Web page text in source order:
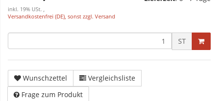
inkl. 19% USt. ,
Versandkostenfrei (DE), sonst zzgl. Versand
ST
Wunschzettel
Vergleichsliste
Frage zum Produkt